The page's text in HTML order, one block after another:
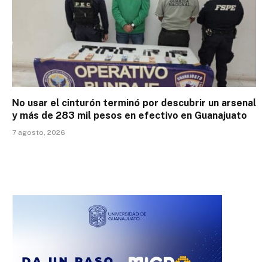
No usar el cinturón terminó por descubrir un arsenal
y más de 283 mil pesos en efectivo en Guanajuato
7 agosto, 2026